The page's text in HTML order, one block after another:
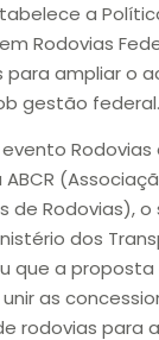
a
Rodovias
para ampliar o
gestão federal.
Rodovias
de Rodovias),
dos
que a
as
rodovias para